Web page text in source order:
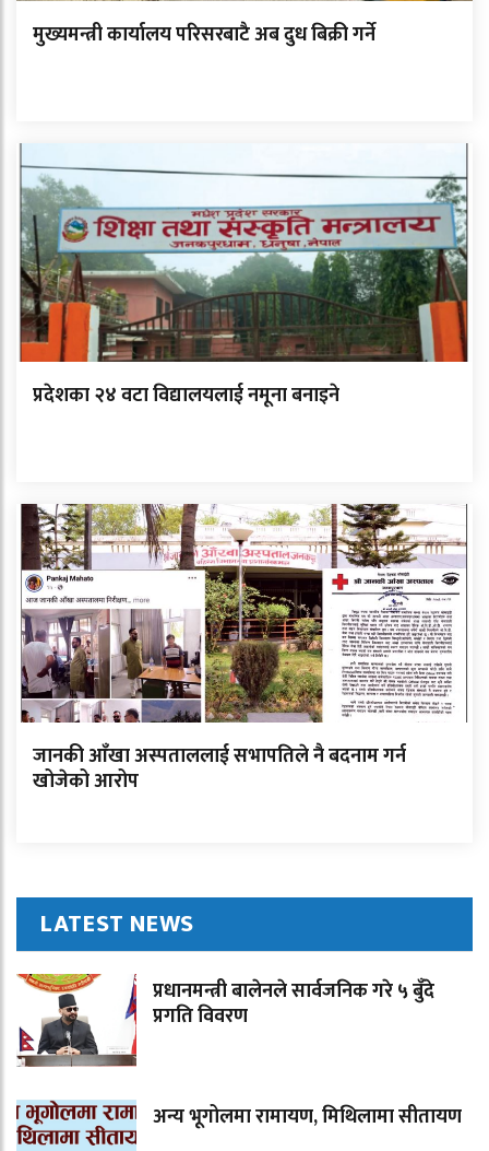
मुख्यमन्त्री कार्यालय परिसरबाटै अब दुध बिक्री गर्ने
प्रदेशका २४ वटा विद्यालयलाई नमूना बनाइने
जानकी आँखा अस्पताललाई सभापतिले नै बदनाम गर्न
खोजेको आरोप
LATEST NEWS
प्रधानमन्त्री बालेनले सार्वजनिक गरे ५ बुँदे
प्रगति विवरण
अन्य भूगोलमा रामायण, मिथिलामा सीतायण